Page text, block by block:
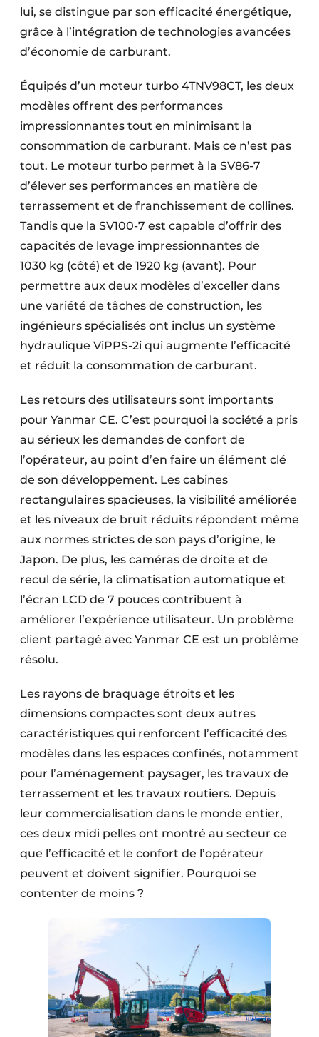
lui, se distingue par son efficacité énergétique,
grâce à l’intégration de technologies avancées
d’économie de carburant.
Équipés d’un moteur turbo 4TNV98CT, les deux
modèles offrent des performances
impressionnantes tout en minimisant la
consommation de carburant. Mais ce n’est pas
tout. Le moteur turbo permet à la SV86-7
d’élever ses performances en matière de
terrassement et de franchissement de collines.
Tandis que la SV100-7 est capable d’offrir des
capacités de levage impressionnantes de
1030 kg (côté) et de 1920 kg (avant). Pour
permettre aux deux modèles d’exceller dans
une variété de tâches de construction, les
ingénieurs spécialisés ont inclus un système
hydraulique ViPPS-2i qui augmente l’efficacité
et réduit la consommation de carburant.
Les retours des utilisateurs sont importants
pour Yanmar CE. C’est pourquoi la société a pris
au sérieux les demandes de confort de
l’opérateur, au point d’en faire un élément clé
de son développement. Les cabines
rectangulaires spacieuses, la visibilité améliorée
et les niveaux de bruit réduits répondent même
aux normes strictes de son pays d’origine, le
Japon. De plus, les caméras de droite et de
recul de série, la climatisation automatique et
l’écran LCD de 7 pouces contribuent à
améliorer l’expérience utilisateur. Un problème
client partagé avec Yanmar CE est un problème
résolu.
Les rayons de braquage étroits et les
dimensions compactes sont deux autres
caractéristiques qui renforcent l’efficacité des
modèles dans les espaces confinés, notamment
pour l’aménagement paysager, les travaux de
terrassement et les travaux routiers. Depuis
leur commercialisation dans le monde entier,
ces deux midi pelles ont montré au secteur ce
que l’efficacité et le confort de l’opérateur
peuvent et doivent signifier. Pourquoi se
contenter de moins ?